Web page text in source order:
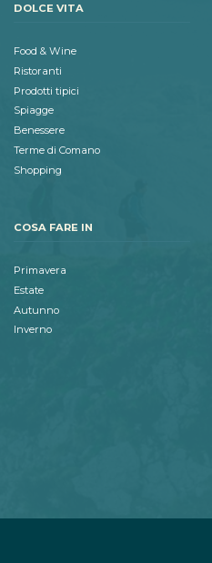
DOLCE VITA
Food & Wine
Ristoranti
Prodotti tipici
Spiagge
Benessere
Terme di Comano
Shopping
COSA FARE IN
Primavera
Estate
Autunno
Inverno